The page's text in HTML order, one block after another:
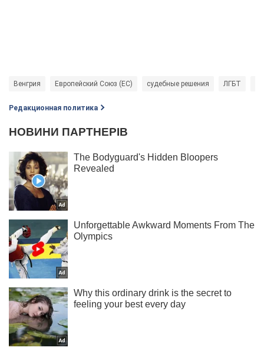
Венгрия Европейский Союз (ЕС) судебные решения ЛГБТ
Редакционная политика